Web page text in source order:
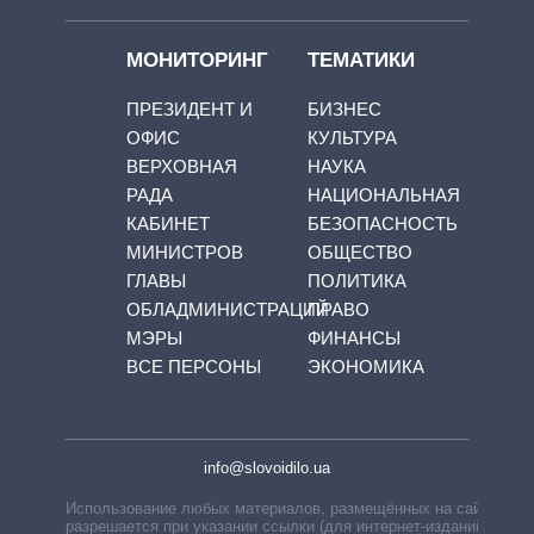
МОНИТОРИНГ
ПРЕЗИДЕНТ И
ОФИС
ВЕРХОВНАЯ
РАДА
КАБИНЕТ
МИНИСТРОВ
ГЛАВЫ
ОБЛАДМИНИСТРАЦИЙ
МЭРЫ
ВСЕ ПЕРСОНЫ
ТЕМАТИКИ
БИЗНЕС
КУЛЬТУРА
НАУКА
НАЦИОНАЛЬНАЯ
БЕЗОПАСНОСТЬ
ОБЩЕСТВО
ПОЛИТИКА
ПРАВО
ФИНАНСЫ
ЭКОНОМИКА
info@slovoidilo.ua
Использование любых материалов, размещённых на сайте,
разрешается при указании ссылки (для интернет-изданий —